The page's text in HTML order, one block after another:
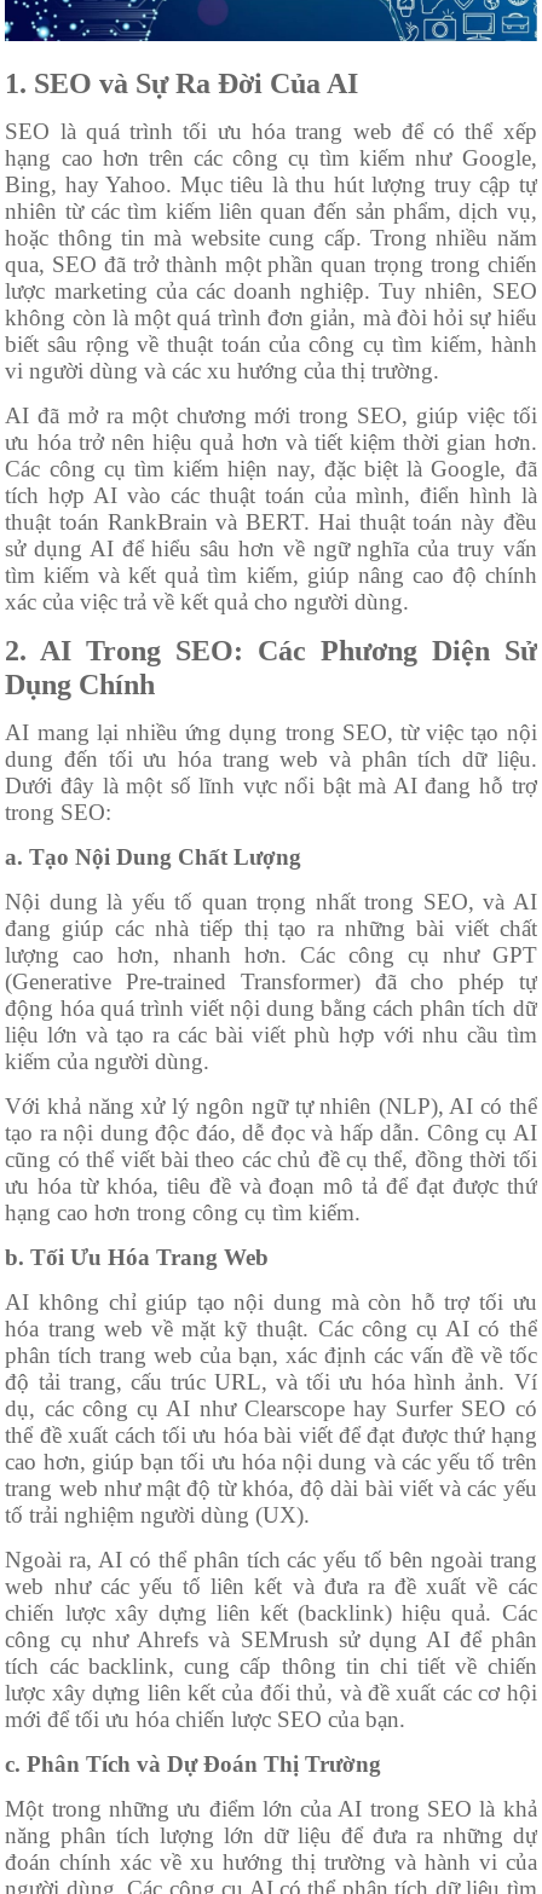
1. SEO và Sự Ra Đời Của AI
SEO là quá trình tối ưu hóa trang web để có thể xếp
hạng cao hơn trên các công cụ tìm kiếm như Google,
Bing, hay Yahoo. Mục tiêu là thu hút lượng truy cập tự
nhiên từ các tìm kiếm liên quan đến sản phẩm, dịch vụ,
hoặc thông tin mà website cung cấp. Trong nhiều năm
qua, SEO đã trở thành một phần quan trọng trong chiến
lược marketing của các doanh nghiệp. Tuy nhiên, SEO
không còn là một quá trình đơn giản, mà đòi hỏi sự hiểu
biết sâu rộng về thuật toán của công cụ tìm kiếm, hành
vi người dùng và các xu hướng của thị trường.
AI đã mở ra một chương mới trong SEO, giúp việc tối
ưu hóa trở nên hiệu quả hơn và tiết kiệm thời gian hơn.
Các công cụ tìm kiếm hiện nay, đặc biệt là Google, đã
tích hợp AI vào các thuật toán của mình, điển hình là
thuật toán RankBrain và BERT. Hai thuật toán này đều
sử dụng AI để hiểu sâu hơn về ngữ nghĩa của truy vấn
tìm kiếm và kết quả tìm kiếm, giúp nâng cao độ chính
xác của việc trả về kết quả cho người dùng.
2. AI Trong SEO: Các Phương Diện Sử
Dụng Chính
AI mang lại nhiều ứng dụng trong SEO, từ việc tạo nội
dung đến tối ưu hóa trang web và phân tích dữ liệu.
Dưới đây là một số lĩnh vực nổi bật mà AI đang hỗ trợ
trong SEO:
a. Tạo Nội Dung Chất Lượng
Nội dung là yếu tố quan trọng nhất trong SEO, và AI
đang giúp các nhà tiếp thị tạo ra những bài viết chất
lượng cao hơn, nhanh hơn. Các công cụ như GPT
(Generative Pre-trained Transformer) đã cho phép tự
động hóa quá trình viết nội dung bằng cách phân tích dữ
liệu lớn và tạo ra các bài viết phù hợp với nhu cầu tìm
kiếm của người dùng.
Với khả năng xử lý ngôn ngữ tự nhiên (NLP), AI có thể
tạo ra nội dung độc đáo, dễ đọc và hấp dẫn. Công cụ AI
cũng có thể viết bài theo các chủ đề cụ thể, đồng thời tối
ưu hóa từ khóa, tiêu đề và đoạn mô tả để đạt được thứ
hạng cao hơn trong công cụ tìm kiếm.
b. Tối Ưu Hóa Trang Web
AI không chỉ giúp tạo nội dung mà còn hỗ trợ tối ưu
hóa trang web về mặt kỹ thuật. Các công cụ AI có thể
phân tích trang web của bạn, xác định các vấn đề về tốc
độ tải trang, cấu trúc URL, và tối ưu hóa hình ảnh. Ví
dụ, các công cụ AI như Clearscope hay Surfer SEO có
thể đề xuất cách tối ưu hóa bài viết để đạt được thứ hạng
cao hơn, giúp bạn tối ưu hóa nội dung và các yếu tố trên
trang web như mật độ từ khóa, độ dài bài viết và các yếu
tố trải nghiệm người dùng (UX).
Ngoài ra, AI có thể phân tích các yếu tố bên ngoài trang
web như các yếu tố liên kết và đưa ra đề xuất về các
chiến lược xây dựng liên kết (backlink) hiệu quả. Các
công cụ như Ahrefs và SEMrush sử dụng AI để phân
tích các backlink, cung cấp thông tin chi tiết về chiến
lược xây dựng liên kết của đối thủ, và đề xuất các cơ hội
mới để tối ưu hóa chiến lược SEO của bạn.
c. Phân Tích và Dự Đoán Thị Trường
Một trong những ưu điểm lớn của AI trong SEO là khả
năng phân tích lượng lớn dữ liệu để đưa ra những dự
đoán chính xác về xu hướng thị trường và hành vi của
người dùng. Các công cụ AI có thể phân tích dữ liệu tìm